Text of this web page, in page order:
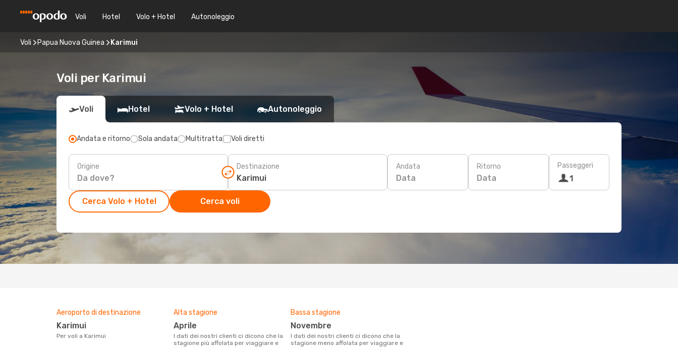
Voli Hotel Volo + Hotel Autonoleggio
Voli Papua Nuova Guinea Karimui
Voli per Karimui
Voli Hotel Volo + Hotel Autonoleggio
Andata e ritorno Sola andata Multitratta Voli diretti
Origine Destinazione Andata
Data
Ritorno
Data
Passeggeri
1
Cerca Volo + Hotel Cerca voli
Aeroporto di destinazione
Karimui
Per voli a Karimui
Alta stagione
aprile
I dati dei nostri clienti ci dicono che la
stagione più affolata per viaggiare e
Bassa stagione
novembre
I dati dei nostri clienti ci dicono che la
stagione meno affolata per viaggiare e